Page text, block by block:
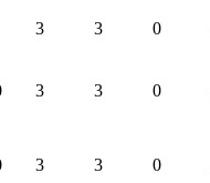
3 3 0
3 3 0
3 3 0